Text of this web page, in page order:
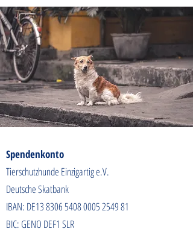
Spendenkonto
Tierschutzhunde Einzigartig e.V.
Deutsche Skatbank
IBAN: DE138306 5408 0005 254981
BIC: GENO DEF1 SLR